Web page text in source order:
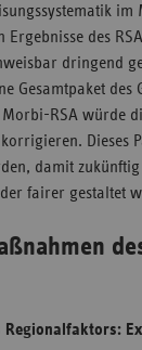
im
Ergebnisse des
dringend
Gesamtpaket des
RSA würde
Dieses
damit
fairer gestaltet
Regionalfaktors: